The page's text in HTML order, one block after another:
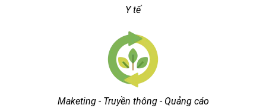
Y tế
Maketing - Truyền thông - Quảng cáo